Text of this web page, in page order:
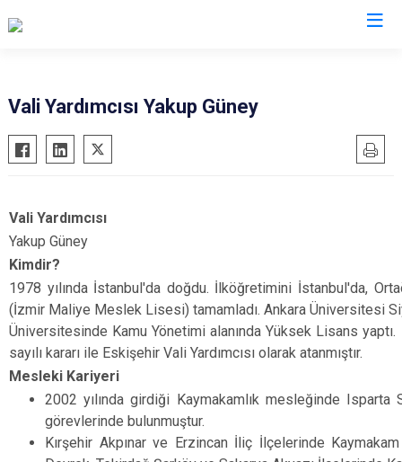
Vali Yardımcısı Yakup Güney
Vali Yardımcısı
Yakup Güney
Kimdir?
1978 yılında İstanbul'da doğdu. İlköğretimini İstanbul'da,
(İzmir Maliye Meslek Lisesi) tamamladı. Ankara Üniversitesi
Üniversitesinde Kamu Yönetimi alanında Yüksek Lisans
sayılı kararı ile Eskişehir Vali Yardımcısı olarak atanmıştır.
Mesleki Kariyeri
2002 yılında girdiği Kaymakamlık mesleğinde
görevlerinde bulunmuştur.
Kırşehir Akpınar ve Erzincan İliç İlçelerinde